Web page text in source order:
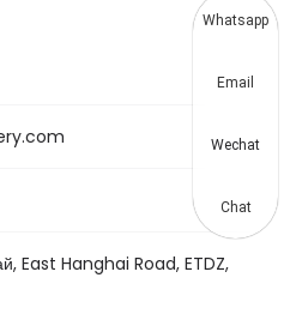
East Hanghai Road, ETDZ,
Whatsapp
Email
Wechat
Chat